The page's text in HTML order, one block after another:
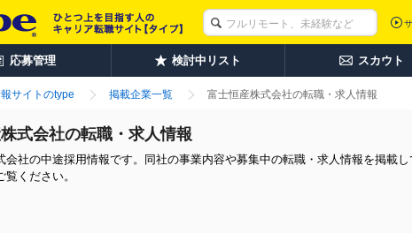
応募管理 検討中リスト スカウト
サイトのtype 掲載企業一覧 富士恒産株式会社の転職・求人情報
式会社の転職・求人情報
会社の中途採用情報です。同社の事業内容や募集中の転職・求人情報を掲載
ください。